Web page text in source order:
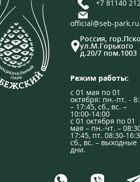
+7 81140
official@seb-park.ru
Россия,
ул.М.Горького
д.20/7 пом.1003
Режим работы:
с 01 мая по 01
октября: пн.-пт. -
– 17:45, сб., вс. –
10:00-14:00
с 01 октября по 01
мая – пн.-чт. –
17:45, пт. 08:30-
сб., вс. – выходные
дни.